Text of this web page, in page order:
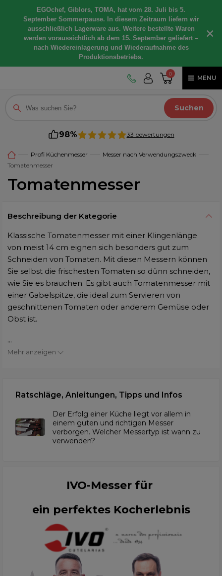
EGOchef, Giblors, TOMA, hat vom 28. Juli bis 5.
September Sommerpause. In diesem Zeitraum liefern wir
ausschließlich Lagerware aus. Weitere bestellte Waren
werden voraussichtlich ab dem 15. September geliefert –
nach Wiedereinlagerung und Wiederaufnahme des
Produktionsbetriebs.
×
0
MENU
Suchen
98% 33 bewertungen
Profi Küchenmesser
Messer nach Verwendungszweck
Tomatenmesser
Tomatenmesser
Beschreibung der Kategorie
Klassische Tomatenmesser mit einer Klingenlänge
von meist 14 cm eignen sich besonders gut zum
Schneiden von Tomaten. Mit diesen Messern können
Sie selbst die frischesten Tomaten so dünn schneiden,
wie Sie es brauchen. Es gibt auch Tomatenmesser mit
einer Gabelspitze, die ideal zum Servieren von
geschnittenen Tomaten oder anderem Gemüse oder
Obst ist.
...
Mehr anzeigen
Ratschläge, Anleitungen, Tipps und Infos
Der Erfolg einer Küche liegt vor allem in
einem guten und richtigen Messer
verborgen. Welcher Messertyp ist wann zu
verwenden?
IVO-Messer für
ein perfektes Kocherlebnis